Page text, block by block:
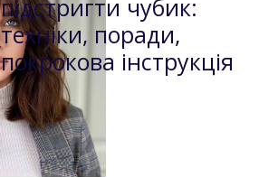
підстригти чубик:
техніки, поради,
покрокова інструкція